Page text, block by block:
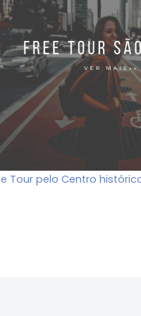
Tour pelo Centro